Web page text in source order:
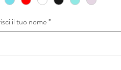
il tuo nome*